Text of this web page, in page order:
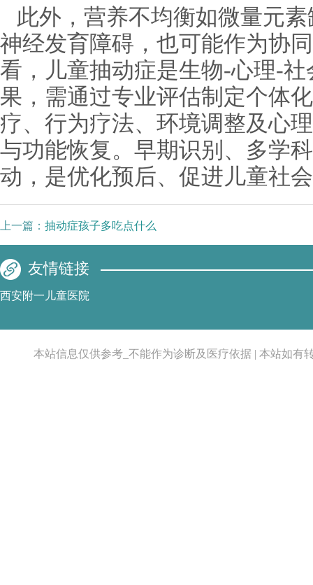
此外，营养不均衡如微量元
神经发育障碍，也可能作为协
看，儿童抽动症是生物-心理-
果，需通过专业评估制定个体
疗、行为疗法、环境调整及心
与功能恢复。早期识别、多学
动，是优化预后、促进儿童社
上一篇： 抽动症孩子多吃点什么
友情链接
西安附一儿童医院
本站信息仅供参考_不能作为诊断及医疗依据 | 本站如